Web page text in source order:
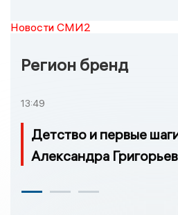
Новости СМИ2
Регион бренд
13:49
Детство и первые
Александра